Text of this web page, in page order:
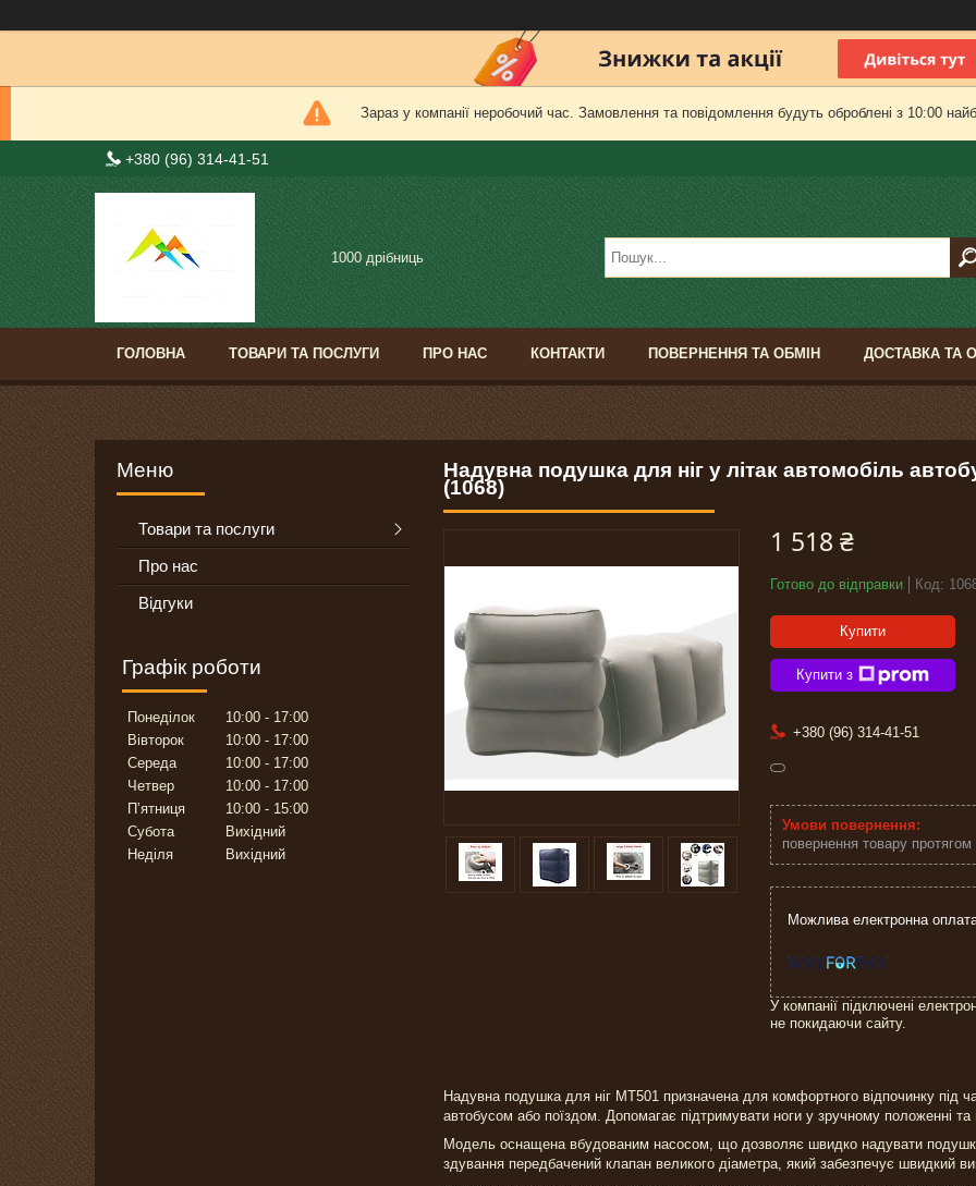
Зараз у компанії неробочий час. Замовлення та повідомлення будуть оброблені з 10:00
+380 (96) 314-41-51
1000 дрібниць
ГОЛОВНА ТОВАРИ ТА ПОСЛУГИ ПРО НАС КОНТАКТИ ПОВЕРНЕННЯ ТА ОБМІН ДОСТАВКА ТА
Надувна подушка для ніг у літак автомобіль
(1068)
1 518 ₴
Готово до відправки Код:
Купити
Купити з
+380 (96) 314-41-51
повернення товару
У компанії підключені
не покидаючи сайту.
Надувна подушка для ніг MT501 призначена для комфортного відпочинку під
автобусом або поїздом. Допомагає підтримувати ноги у зручному положенні
Модель оснащена вбудованим насосом, що дозволяє швидко надувати
здування передбачений клапан великого діаметра, який забезпечує швидкий
Товари та послуги
Про нас
Відгуки
Графік роботи
Понеділок 10:00
17:00
Вівторок
10:00
17:00
Середа
10:00
17:00
Четвер
10:00
17:00
Пʼятниця
10:00
15:00
Субота
Вихідний
Неділя
Вихідний